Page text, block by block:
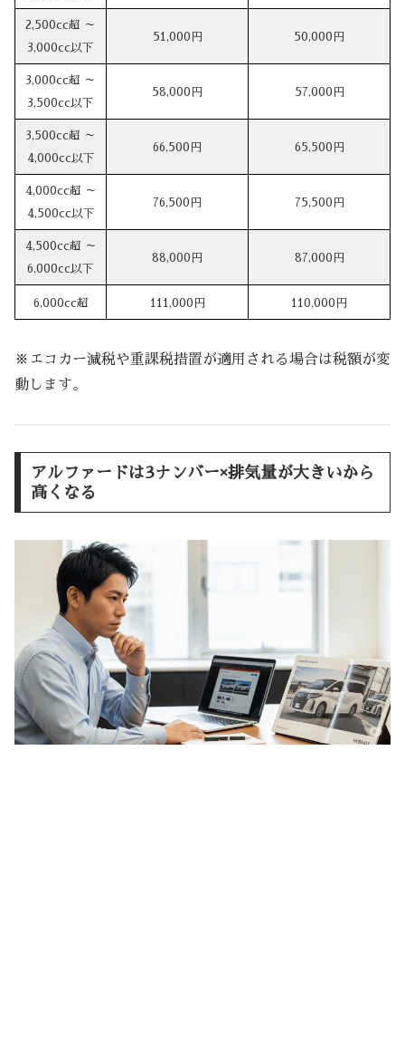
2,500cc超 ～
3,000cc以下
51,000円 50,000円
3,000cc超 ～
3,500cc以下
58,000円 57,000円
3,500cc超 ～
4,000cc以下
66,500円 65,500円
4,000cc超 ～
4,500cc以下
76,500円 75,500円
4,500cc超 ～
6,000cc以下
88,000円 87,000円
6,000cc超 111,000円 110,000円
※エコカー減税や重課税措置が適用される場合は税額が変
動します。
アルファードは3ナンバー×排気量が大きいから
高くなる